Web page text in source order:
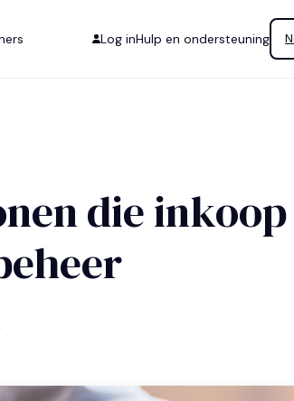
Log inHulp en ondersteuning
die inkoop